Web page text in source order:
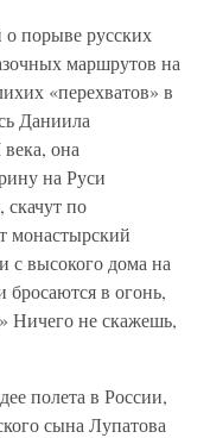
порыве русских
маршрутов на
«перехватов» в
Даниила
она
на Руси
скачут по
монастырский
с высокого дома на
в огонь,
Ничего не скажешь,
полета в России,
сына Лупатова